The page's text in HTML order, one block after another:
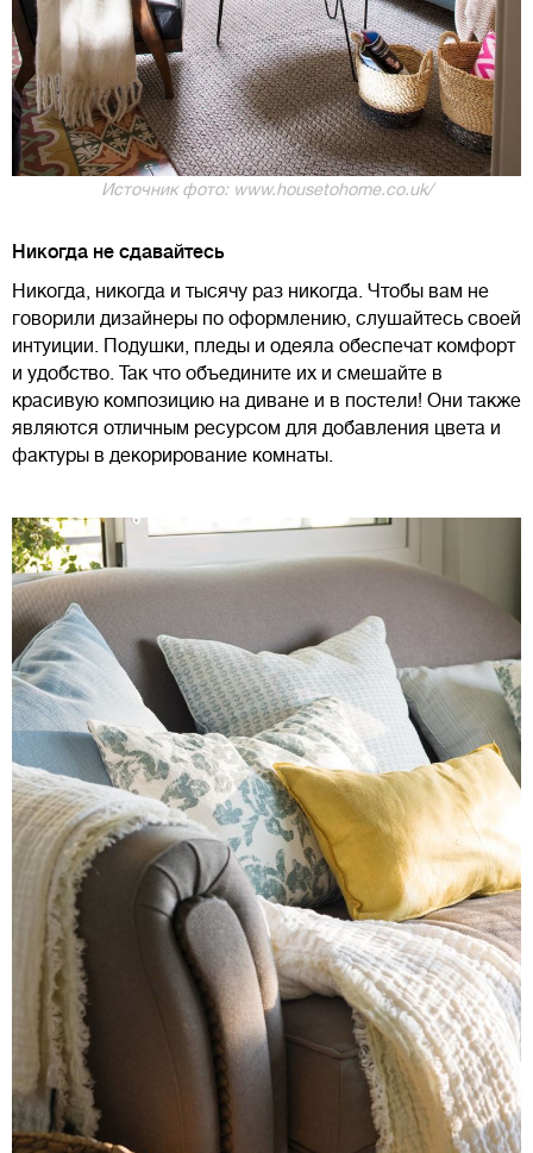
Источник фото: www.housetohome.co.uk/
Никогда не сдавайтесь
Никогда, никогда и тысячу раз никогда. Чтобы вам не
говорили дизайнеры по оформлению, слушайтесь своей
интуиции. Подушки, пледы и одеяла обеспечат комфорт
и удобство. Так что объедините их и смешайте в
красивую композицию на диване и в постели! Они также
являются отличным ресурсом для добавления цвета и
фактуры в декорирование комнаты.